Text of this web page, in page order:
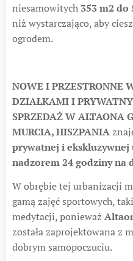
niesamowitych 353 m2 do
niż wystarczająco, aby
ogrodem.
NOWE I PRZESTRONNE
DZIAŁKAMI I
SPRZEDAŻ W ALTAONA
MURCIA, HISZPANIA
prywatnej i
nadzorem 24 godziny na
W obrębie tej urbanizacji
gamą zajęć sportowych,
medytacji, ponieważ
została zaprojektowana z
dobrym samopoczuciu.